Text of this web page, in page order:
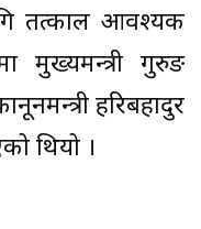
तत्काल आवश्यक
मुख्यमन्त्री गुरुङ
हरिबहादुर
थियो ।